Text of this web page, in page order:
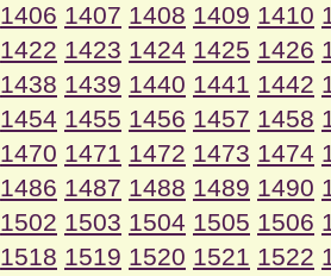
1406 1407 1408 1409 1410
1422 1423 1424 1425 1426
1438 1439 1440 1441 1442
1454 1455 1456 1457 1458
1470 1471 1472 1473 1474
1486 1487 1488 1489 1490
1502 1503 1504 1505 1506
1518 1519 1520 1521 1522